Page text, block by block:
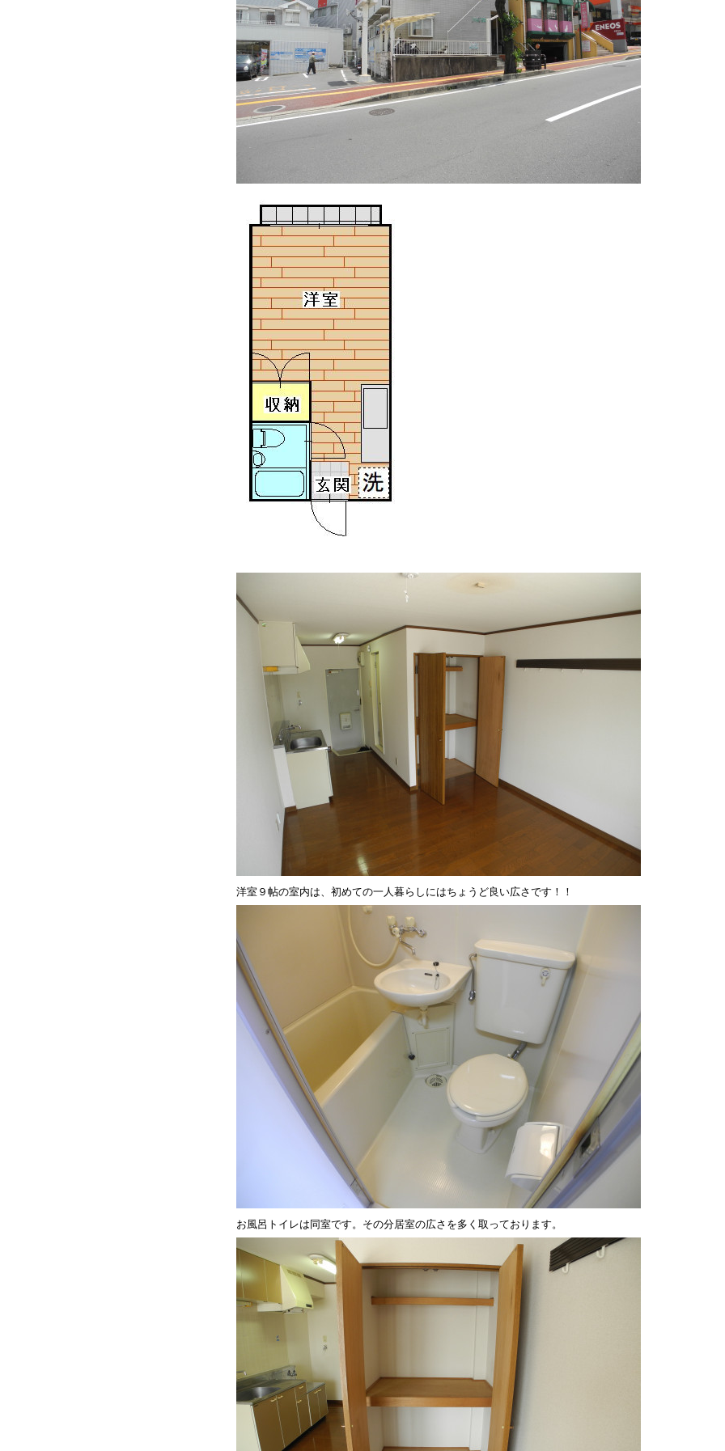
洋室９帖の室内は、初めての一人暮らしにはちょうど良い広さです！！
お風呂トイレは同室です。その分居室の広さを多く取っております。